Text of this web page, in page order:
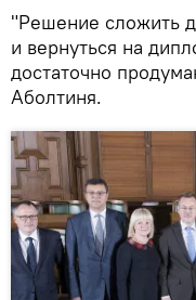
"Решение сложить
и вернуться на
достаточно
Аболтиня.